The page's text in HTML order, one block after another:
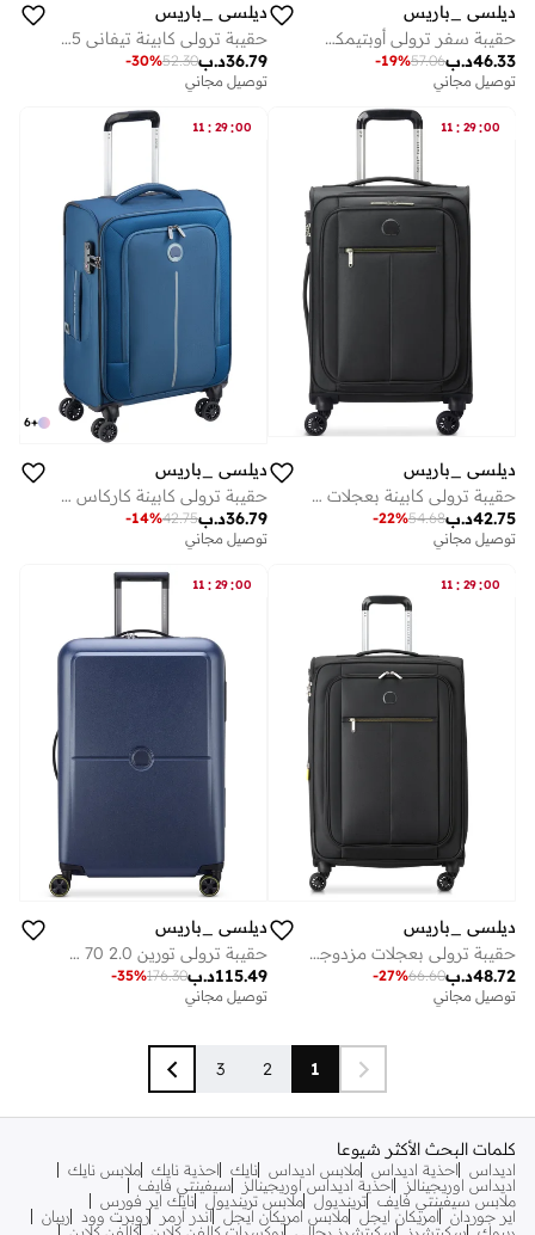
ديلسي _باريس
حقيبة سفر ترولي أوبتيمكس لايت 68.5 سم سوفت كيس بعجلات مزدوجة قابلة للتوسيع أسود
د.ب46.33
57.06
-19%
توصيل مجاني
ديلسي _باريس
حقيبة ترولي كابينة تيفاني 55 سم صلبة بعجلات مزدوجة قابلة للتوسيع أكوا
د.ب36.79
52.30
-30%
توصيل مجاني
11 : 29:00
ديلسي _باريس
حقيبة ترولي كابينة بعجلات مزدوجة سم سوداء
د.ب42.75
54.68
-22%
توصيل مجاني
11 : 29:00
+
6
ديلسي _باريس
حقيبة ترولي كابينة كاركاس 55 سم سوفت كيس بعجلات مزدوجة قابلة للتوسيع - أزرق ليلي
د.ب36.79
42.75
-14%
توصيل مجاني
11 : 29:00
ديلسي _باريس
حقيبة ترولي بعجلات مزدوجة قابلة للتوسيع مقاس سم من بين أب - أسود
د.ب48.72
66.60
-27%
توصيل مجاني
11 : 29:00
ديلسي _باريس
حقيبة ترولي تورين 2.0 70 سم صلبة غير قابلة للتوسيع - أزرق ليلي
د.ب115.49
176.30
-35%
توصيل مجاني
1
2
3
كلمات البحث الأكثر شيوعا
اديداس احذية اديداس ملابس اديداس نايك احذية نايك ملابس نايك
اديداس اوريجينالز
احذية اديداس اوريجينالز
سيفينتي فايف
ملابس سيفينتي فايف ترينديول ملابس ترينديول نايك اير فورس
اير جوردان
امريكان ايجل ملابس امريكان ايجل اندر ارمر روبرت وود
ريبان